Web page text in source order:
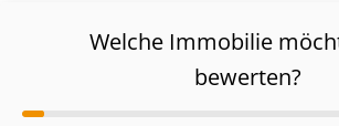
Welche Immobilie
bewerten?